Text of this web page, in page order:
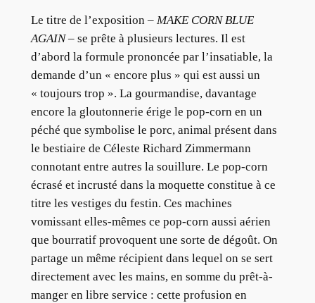
Le titre de l’exposition – MAKE CORN BLUE
AGAIN– se prête à plusieurs lectures. Il est
d’abord la formule prononcée par l’insatiable, la
demande d’un « encore plus » qui est aussi un
« toujours trop ». La gourmandise, davantage
encore la gloutonnerie érige le pop-corn en un
péché que symbolise le porc, animal présent dans
le bestiaire de Céleste Richard Zimmermann
connotant entre autres la souillure. Le pop-corn
écrasé et incrusté dans la moquette constitue à ce
titre les vestiges du festin. Ces machines
vomissant elles-mêmes ce pop-corn aussi aérien
que bourratif provoquent une sorte de dégoût. On
partage un même récipient dans lequel on se sert
directement avec les mains, en somme du prêt-à-
manger en libre service : cette profusion en